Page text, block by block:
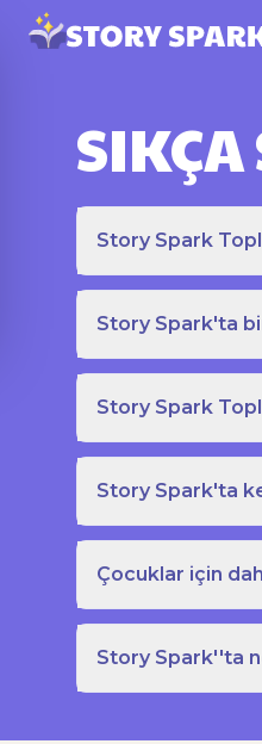
Story Spark
Story Spark'ta
Story Spark
Story Spark'ta
Çocuklar için
Story Spark''ta